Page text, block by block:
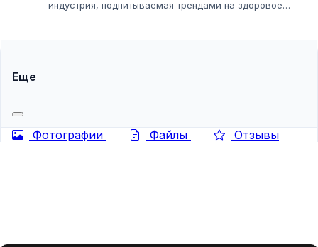
индустрия, подпитываемая трендами на здоровое
относительно...
Еще
Фотографии Файлы Отзывы